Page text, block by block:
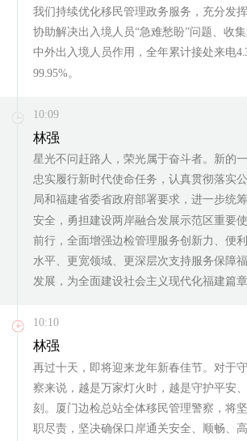
我们持续优化移民管理政务服务，充分发
协助解决出入境人员“急难愁盼”问题、收
中外出入境人员作用，全年累计接处来电
99.95%。
10:09
林强
星光不问赶路人，荣光属于奋斗者。新的
忠实履行新时代使命任务，认真贯彻落实
局和福建省委省政府部署要求，进一步统
安全，勇担建设两岸融合发展示范区重要
前行，全面增强边检管理服务创新力、便
水平、更宽领域、更深层次支持服务保障
发展，为全面建设社会主义现代化福建篇
10:10
林强
再过十天，即将迎来龙年新春佳节。对于
察来说，越是万家灯火时，越是守护平安
刻。厦门边检总站全体移民管理警察，将
职尽责，坚决确保口岸通关安全、顺畅、